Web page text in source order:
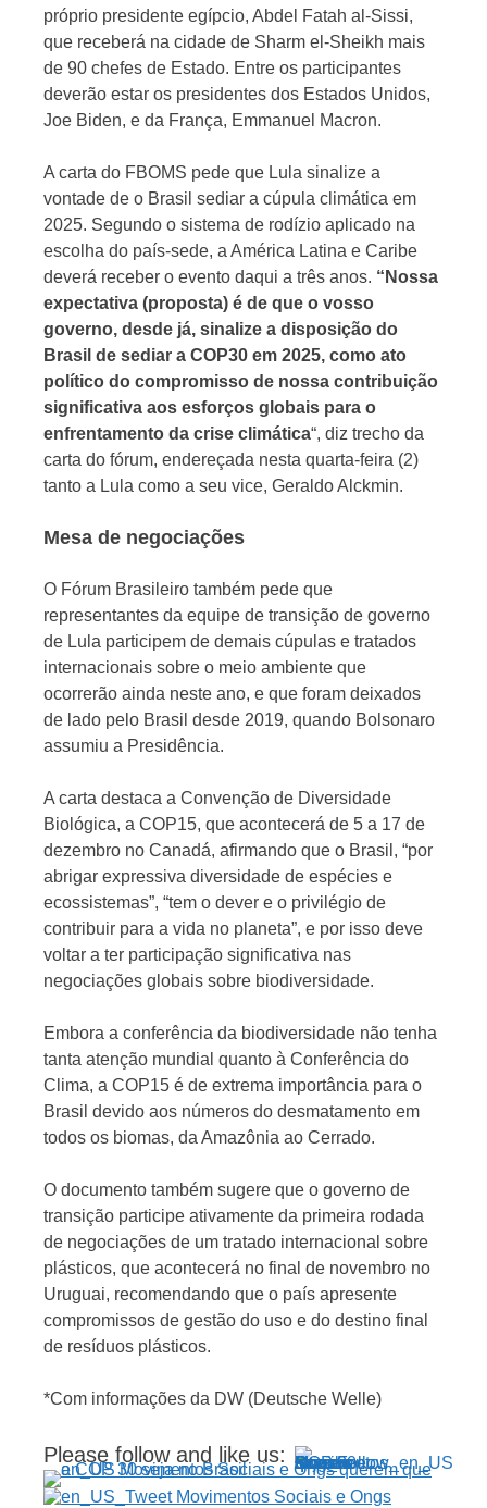
próprio presidente egípcio, Abdel Fatah al-Sissi,
que receberá na cidade de Sharm el-Sheikh mais
de 90 chefes de Estado. Entre os participantes
deverão estar os presidentes dos Estados Unidos,
Joe Biden, e da França, Emmanuel Macron.
A carta do FBOMS pede que Lula sinalize a
vontade de o Brasil sediar a cúpula climática em
2025. Segundo o sistema de rodízio aplicado na
escolha do país-sede, a América Latina e Caribe
deverá receber o evento daqui a três anos. “Nossa
expectativa (proposta) é de que o vosso
governo, desde já, sinalize a disposição do
Brasil de sediar a COP30 em 2025, como ato
político do compromisso de nossa contribuição
significativa aos esforços globais para o
enfrentamento da crise climática“, diz trecho da
carta do fórum, endereçada nesta quarta-feira (2)
tanto a Lula como a seu vice, Geraldo Alckmin.
Mesa de negociações
O Fórum Brasileiro também pede que
representantes da equipe de transição de governo
de Lula participem de demais cúpulas e tratados
internacionais sobre o meio ambiente que
ocorrerão ainda neste ano, e que foram deixados
de lado pelo Brasil desde 2019, quando Bolsonaro
assumiu a Presidência.
A carta destaca a Convenção de Diversidade
Biológica, a COP15, que acontecerá de 5 a 17 de
dezembro no Canadá, afirmando que o Brasil, “por
abrigar expressiva diversidade de espécies e
ecossistemas”, “tem o dever e o privilégio de
contribuir para a vida no planeta”, e por isso deve
voltar a ter participação significativa nas
negociações globais sobre biodiversidade.
Embora a conferência da biodiversidade não tenha
tanta atenção mundial quanto à Conferência do
Clima, a COP15 é de extrema importância para o
Brasil devido aos números do desmatamento em
todos os biomas, da Amazônia ao Cerrado.
O documento também sugere que o governo de
transição participe ativamente da primeira rodada
de negociações de um tratado internacional sobre
plásticos, que acontecerá no final de novembro no
Uruguai, recomendando que o país apresente
compromissos de gestão do uso e do destino final
de resíduos plásticos.
*Com informações da DW (Deutsche Welle)
Please follow and like us: